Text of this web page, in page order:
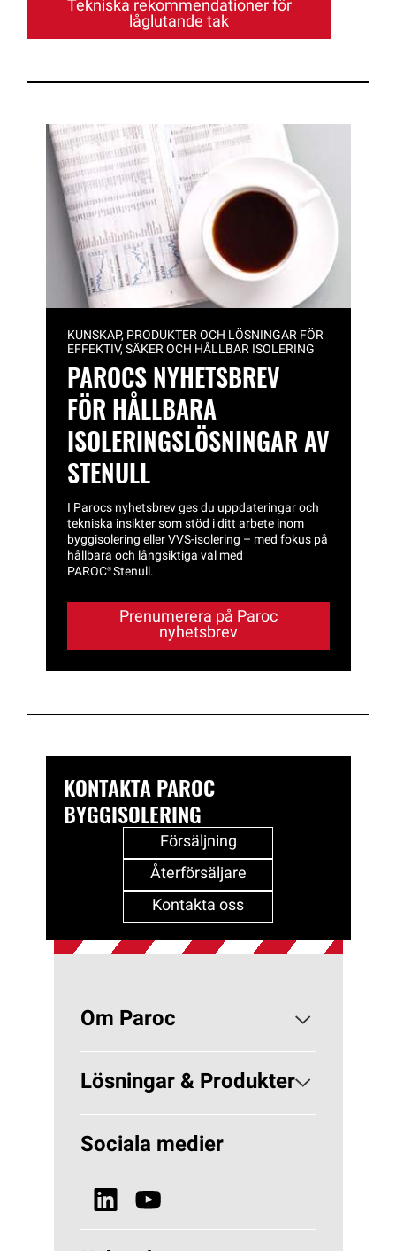
Tekniska rekommendationer för
låglutande tak
KUNSKAP, PRODUKTER OCH LÖSNINGAR FÖR
EFFEKTIV, SÄKER OCH HÅLLBAR ISOLERING
PAROCS NYHETSBREV
FÖR HÅLLBARA
ISOLERINGSLÖSNINGAR AV
STENULL
I Parocs nyhetsbrev ges du uppdateringar och
tekniska insikter som stöd i ditt arbete inom
byggisolering eller VVS‑isolering – med fokus på
hållbara och långsiktiga val med
PAROC®Stenull.
Prenumerera på Paroc
nyhetsbrev
KONTAKTA PAROC
BYGGISOLERING
Försäljning
Återförsäljare
Kontakta oss
Om Paroc
Om PAROC
Varför Stenull?
Hållbarhet
Nyheter & Media
Lösningar & Produkter
Lösningar Byggisolering
Sociala medier